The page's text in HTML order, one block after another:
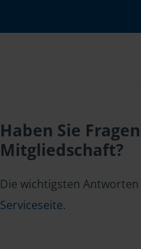
Haben Sie
Mitgliedschaft?
Die wichtigsten
Serviceseite.